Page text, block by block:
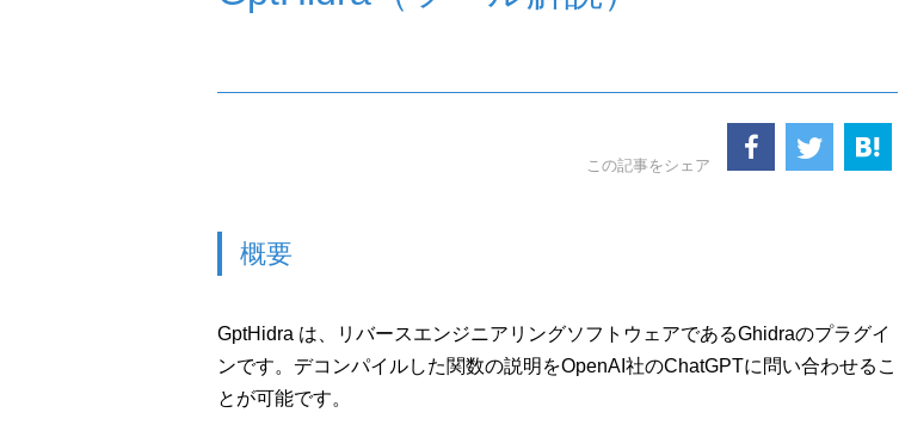
この記事をシェア
概要
GptHidra は、リバースエンジニアリングソフトウェアであるGhidraのプラグイ
ンです。デコンパイルした関数の説明をOpenAI社のChatGPTに問い合わせるこ
とが可能です。